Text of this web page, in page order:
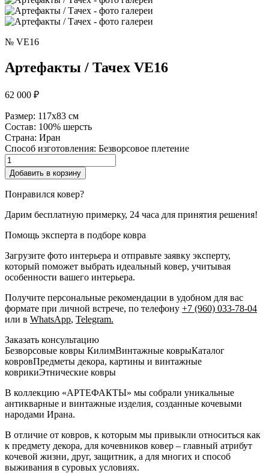
№ VE16
Артефакты / Тачех VE16
62 000 ₽
Размер: 117x83 см
Состав: 100% шерсть
Страна: Иран
Способ изготовления: Безворсовое плетение
Количество
товара
Артефакты
/
Тачех
Добавить в корзину
Понравился ковер?
Дарим бесплатную примерку, 24 часа для принятия решения!
Помощь эксперта в подборе ковра
Загрузите фото интерьера и отправьте заявку эксперту,
который поможет выбрать идеальный ковер, учитывая
особенности вашего интерьера.
Получите персональные рекомендации в удобном для вас
формате при личной встрече, по телефону +7 (960) 033-78-04
или в WhatsApp, Telegram.
Заказать консультацию
Безворсовые ковры КилимВинтажные коврыКаталог
ковровПредметы декора, картины и винтажные
коврикиЭтнические ковры
В коллекцию «АРТЕФАКТЫ» мы собрали уникальные
антикварные и винтажные изделия, созданные кочевыми
народами Ирана.
В отличие от ковров, к которым мы привыкли относиться как
к предмету декора, для кочевников ковер – главный атрибут
кочевой жизни, друг, защитник, а для многих и способ
выживания в суровых условиях.